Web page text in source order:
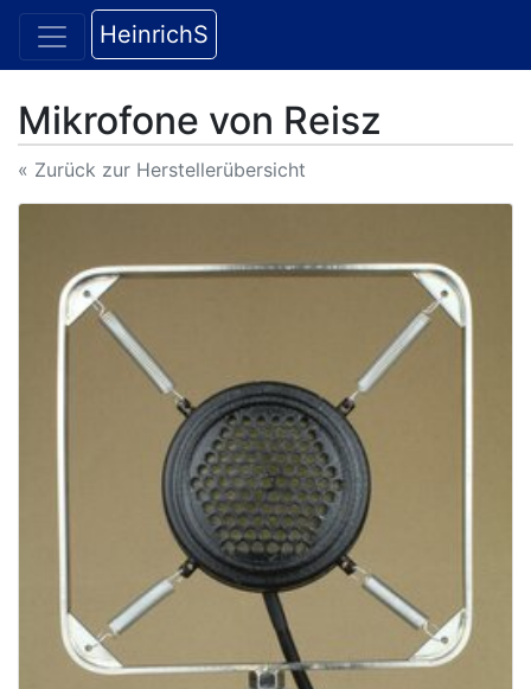
HeinrichS
Mikrofone von Reisz
« Zurück zur Herstellerübersicht